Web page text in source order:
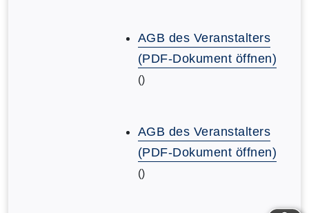
AGB des Veranstalters
(PDF-Dokument öffnen)
()
AGB des Veranstalters
(PDF-Dokument öffnen)
()